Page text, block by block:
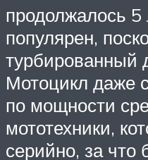
продолжалось 5
популярен,
турбированный
Мотоцикл даже
по мощности
мототехники,
серийно, за что